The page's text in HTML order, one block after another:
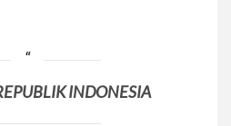
INDONESIA